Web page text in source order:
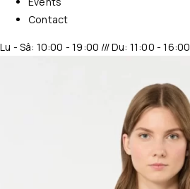
Contact
Lu - Sâ: 10:00 - 19:00 /// Du: 11:00 - 16:00